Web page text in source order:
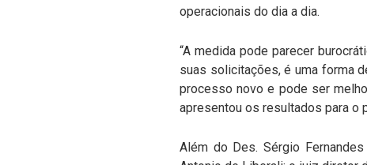
operacionais do dia a dia.
“A medida pode parecer
suas solicitações, é uma forma
processo novo e pode ser
apresentou os resultados para o
Além do Des. Sérgio